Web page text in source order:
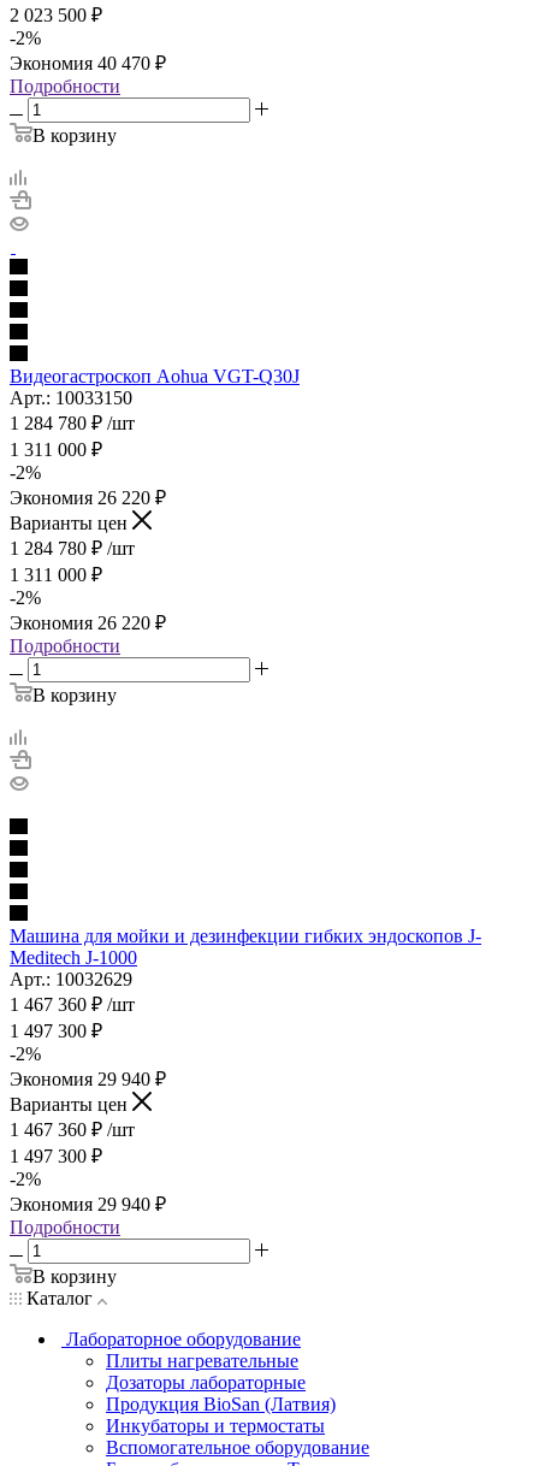
2 023 500 ₽
-2%
Экономия 40 470 ₽
Подробности
В корзину
Видеогастроскоп Aohua VGT-Q30J
Арт.: 10033150
1 284 780 ₽ /шт
1 311 000 ₽
-2%
Экономия 26 220 ₽
Варианты цен
1 284 780 ₽ /шт
1 311 000 ₽
-2%
Экономия 26 220 ₽
Подробности
В корзину
Машина для мойки и дезинфекции гибких эндоскопов J-
Meditech J-1000
Арт.: 10032629
1 467 360 ₽ /шт
1 497 300 ₽
-2%
Экономия 29 940 ₽
Варианты цен
1 467 360 ₽ /шт
1 497 300 ₽
-2%
Экономия 29 940 ₽
Подробности
В корзину
Каталог
Лабораторное оборудование
Плиты нагревательные
Дозаторы лабораторные
Продукция BioSan (Латвия)
Инкубаторы и термостаты
Вспомогательное оборудование